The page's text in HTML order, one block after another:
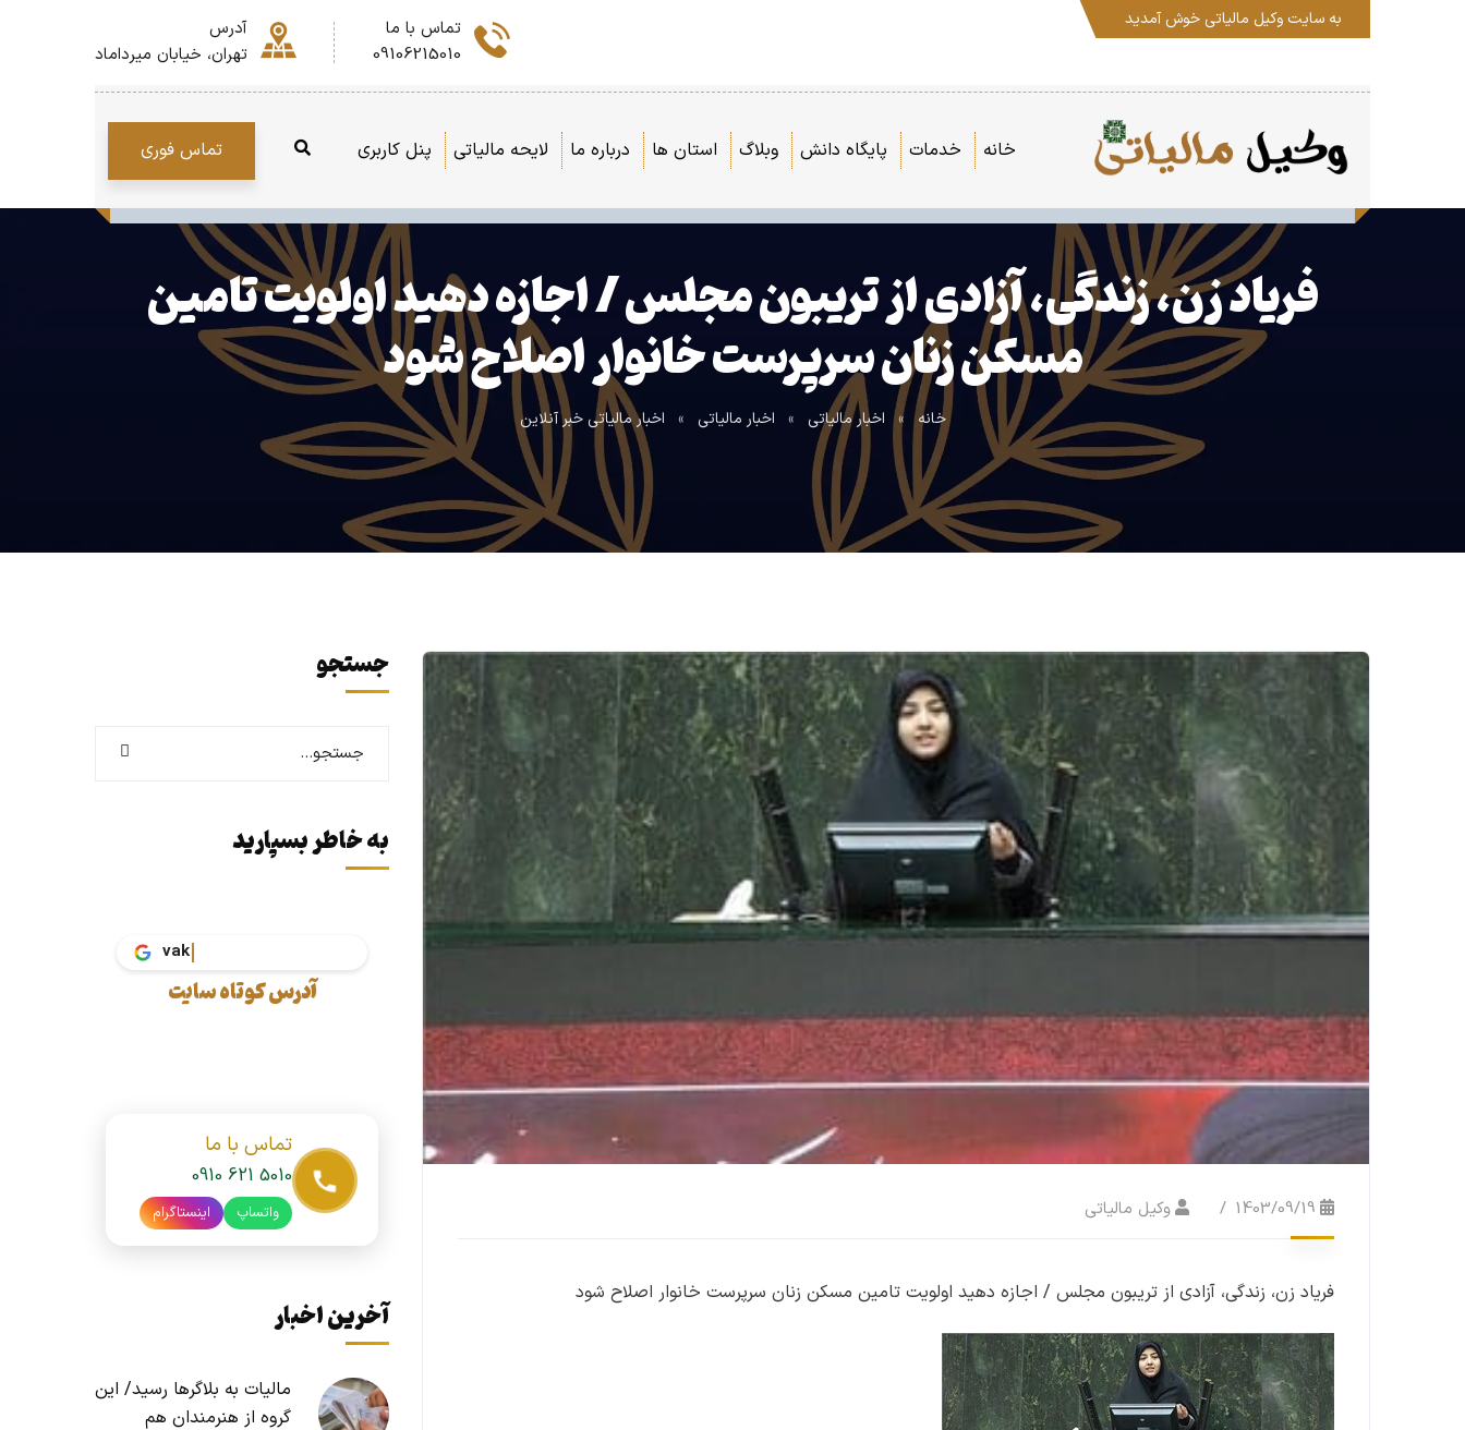
به سایت وکیل مالیاتی خوش آمدید
تماس با ما
09106215010
آدرس
تهران، خیابان میرداماد
خانه خدمات پایگاه دانش وبلاگ استان ها درباره ما لایحه مالیاتی پنل کاربری تماس فوری
فریاد زن، زندگی، آزادی از تریبون مجلس / اجازه دهید اولویت تامین
مسکن زنان سرپرست خانوار اصلاح شود
خانه » اخبار مالیاتی » اخبار مالیاتی » اخبار مالیاتی خبر آنلاین
1403/09/19 وکیل مالیاتی
فریاد زن، زندگی، آزادی از تریبون مجلس / اجازه دهید اولویت تامین مسکن زنان سرپرست خانوار اصلاح شود
جستجو
به خاطر بسپارید
آدرس کوتاه سایت
تماس با ما
0910 621 5010
واتساپ اینستاگرام
آخرین اخبار
مالیات به بلاگرها رسید/ این
گروه از هنرمندان هم